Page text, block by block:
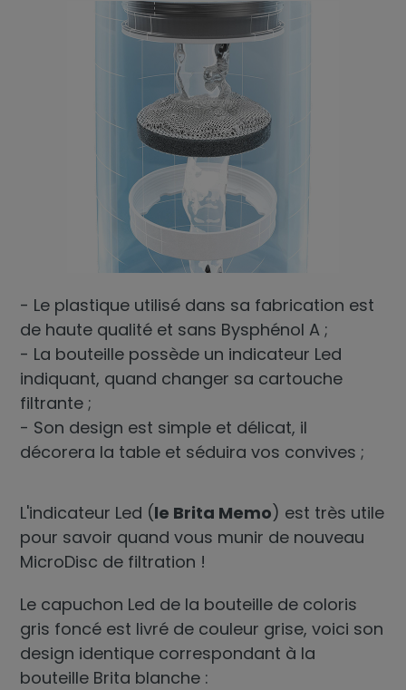
- Le plastique utilisé dans sa fabrication est
de haute qualité et sans Bysphénol A ;
- La bouteille possède un indicateur Led
indiquant, quand changer sa cartouche
filtrante ;
- Son design est simple et délicat, il
décorera la table et séduira vos convives ;
L'indicateur Led (le Brita Memo) est très utile
pour savoir quand vous munir de nouveau
MicroDisc de filtration !
Le capuchon Led de la bouteille de coloris
gris foncé est livré de couleur grise, voici son
design identique correspondant à la
bouteille Brita blanche :